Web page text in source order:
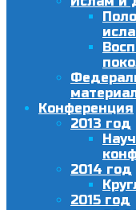
Конференция
2013 год
2014 год
2015 год